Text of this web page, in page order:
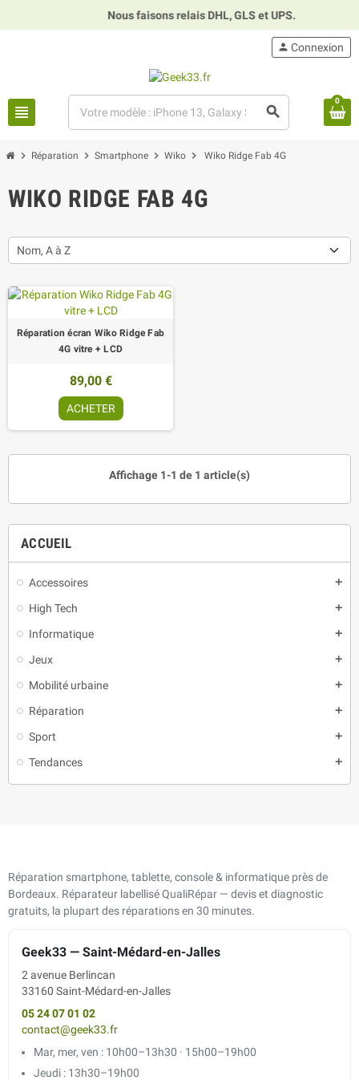
Nous faisons relais DHL, GLS et UPS.
view_headline search
person Connexion
0
chevron_right Réparation chevron_right Smartphone chevron_right Wiko chevron_right Wiko Ridge Fab 4G
ACCUEIL
Accessoires add
High Tech add
Informatique add
Jeux add
Mobilité urbaine add
Réparation add
Sport add
Tendances add
WIKO RIDGE FAB 4G
Nom, A à Z
Réparation écran Wiko Ridge Fab
4G vitre + LCD
89,00 €
ACHETER
Affichage 1-1 de 1 article(s)
Réparation smartphone, tablette, console & informatique près de
Bordeaux. Réparateur labellisé QualiRépar — devis et diagnostic
gratuits, la plupart des réparations en 30 minutes.
Geek33 — Saint-Médard-en-Jalles
2 avenue Berlincan
33160 Saint-Médard-en-Jalles
05 24 07 01 02
contact@geek33.fr
Mar, mer, ven : 10h00–13h30 · 15h00–19h00
Jeudi : 13h30–19h00